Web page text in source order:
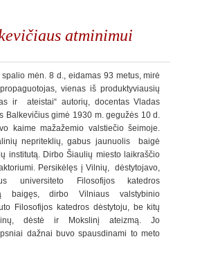
atminimui
8 d., eidamas 93 metus, mirė
vienas iš produktyviausių
ir ateistai“ autorių, docentas Vladas
Balkevičius gimė 1930 m. gegužės 10 d.
kaime mažažemio valstiečio šeimoje.
nepriteklių, gabus jaunuolis baigė
institutą. Dirbo Šiaulių miesto laikraščio
Persikėlęs į Vilnių, dėstytojavo,
universiteto Filosofijos katedros
baigęs, dirbo Vilniaus valstybinio
Filosofijos katedros dėstytoju, be kitų
dėstė ir Mokslinį ateizmą. Jo
dažnai buvo spausdinami to meto